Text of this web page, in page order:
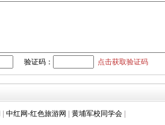
验证码： 点击获取验证码
中红网-红色旅游网 黄埔军校同学会